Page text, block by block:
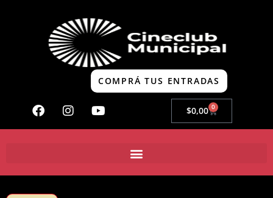
COMPRÁ TUS ENTRADAS
$0,00 0